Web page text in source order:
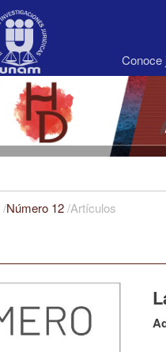
Conoce
/Número 12/Artículos